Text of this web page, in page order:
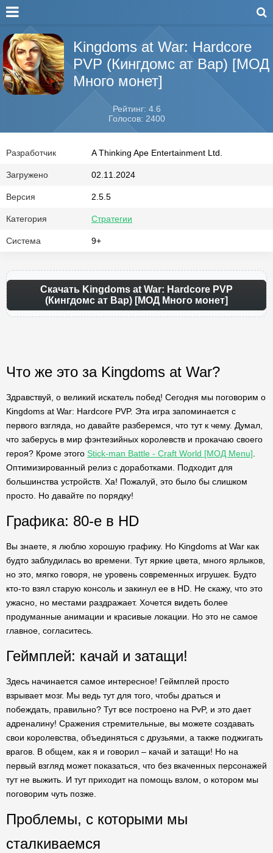
Kingdoms at War: Hardcore
PVP (Кингдомс ат Вар) [МОД
Много монет]
Рейтинг: 4.6
Голосов: 2400
Разработчик A Thinking Ape Entertainment Ltd.
Загружено 02.11.2024
Версия 2.5.5
Категория Стратегии
Система 9+
Скачать Kingdoms at War: Hardcore PVP
(Кингдомс ат Вар) [МОД Много монет]
Что же это за Kingdoms at War?
Здравствуй, о великий искатель побед! Сегодня мы поговорим о
Kingdoms at War: Hardcore PVP. Эта игра запоминается с
первого взгляда, но давайте разберемся, что тут к чему. Думал,
что заберусь в мир фэнтезийных королевств и прокачаю своего
героя? Кроме этого Stick-man Battle - Craft World [МОД Menu]
Оптимизированный релиз с доработками. Подходит для
большинства устройств. Ха! Пожалуй, это было бы слишком
просто. Но давайте по порядку!
Графика: 80-е в HD
Вы знаете, я люблю хорошую графику. Но Kingdoms at War как
будто заблудилась во времени. Тут яркие цвета, много ярлыков,
но это, мягко говоря, не уровень современных игрушек. Будто
кто-то взял старую консоль и закинул ее в HD. Не скажу, что это
ужасно, но местами раздражает. Хочется видеть более
продуманные анимации и красивые локации. Но это не самое
главное, согласитесь.
Геймплей: качай и затащи!
Здесь начинается самое интересное! Геймплей просто
взрывает мозг. Мы ведь тут для того, чтобы драться и
побеждать, правильно? Тут все построено на PvP, и это дает
адреналину! Сражения стремительные, вы можете создавать
свои королевства, объединяться с друзьями, а также поджигать
врагов. В общем, как я и говорил – качай и затащи! Но на
первый взгляд может показаться, что без вкаченных персонажей
тут не выжить. И тут приходит на помощь взлом, о котором мы
поговорим чуть позже.
Проблемы, с которыми мы
сталкиваемся